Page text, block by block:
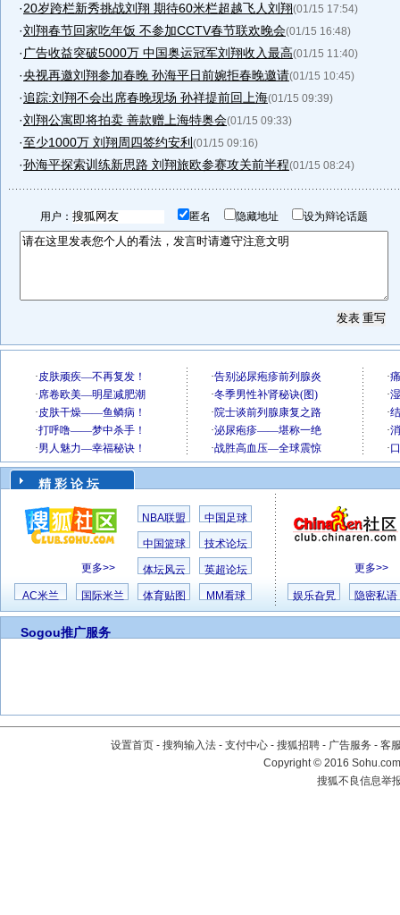
·20岁跨栏新秀挑战刘翔 期待60米栏超越飞人刘翔(01/15 17:54)
·刘翔春节回家吃年饭 不参加CCTV春节联欢晚会(01/15 16:48)
· 广告收益突破5000万 中国奥运冠军刘翔收入最高(01/15 11:40)
·央视再邀刘翔参加春晚 孙海平日前婉拒春晚邀请(01/15 10:45)
·追踪:刘翔不会出席春晚现场 孙祥提前回上海(01/15 09:39)
·刘翔公寓即将拍卖 善款赠上海特奥会(01/15 09:33)
·至少1000万 刘翔周四签约安利 (01/15 09:16)
·孙海平探索训练新思路 刘翔旅欧参赛攻关前半程(01/15 08:24)
用户： 匿名 隐藏地址 设为辩论话题
精 彩 论 坛
更多>>
NBA联盟 中国足球
中国篮球 技术论坛
体坛风云 英超论坛
AC米兰 国际米兰 体育贴图 MM看球
更多>>
娱乐旮旯 隐密私语
Sogou推广服务
设置首页 - 搜狗输入法 - 支付中心 - 搜狐招聘 - 广告服务 - 客
Copyright©2016
搜狐不良信息举